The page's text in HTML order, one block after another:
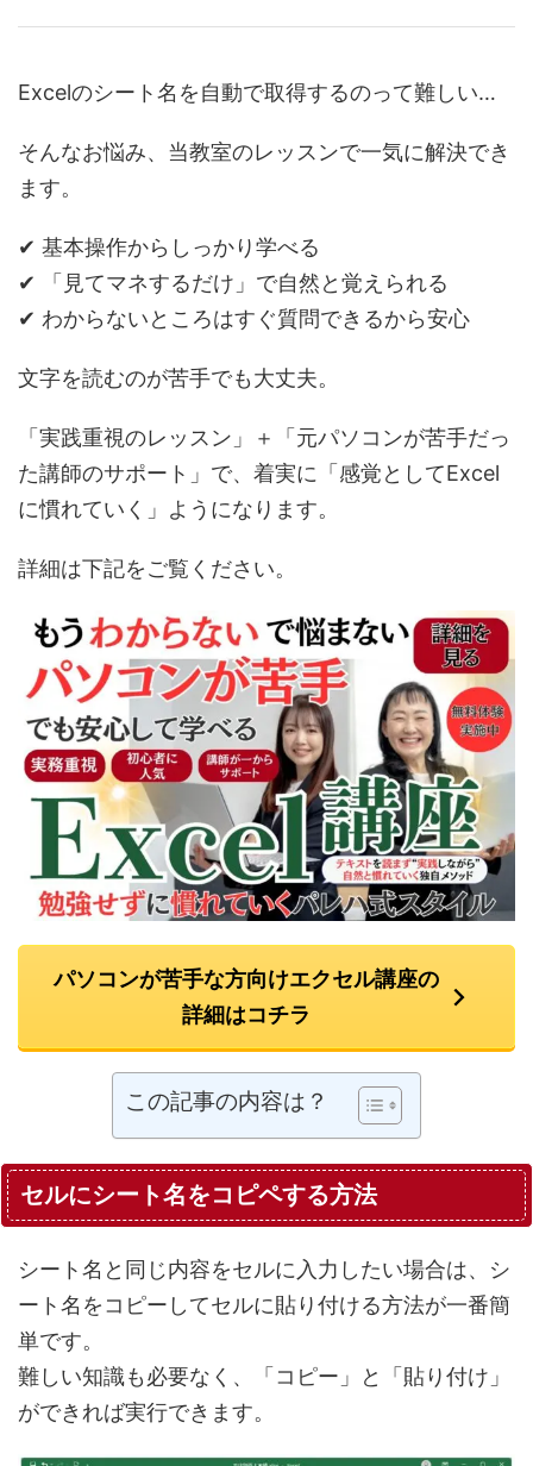
Excelのシート名を自動で取得するのって難しい…
そんなお悩み、当教室のレッスンで一気に解決でき
ます。
✔ 基本操作からしっかり学べる
✔ 「見てマネするだけ」で自然と覚えられる
✔ わからないところはすぐ質問できるから安心
文字を読むのが苦手でも大丈夫。
「実践重視のレッスン」＋「元パソコンが苦手だっ
た講師のサポート」で、着実に「感覚としてExcel
に慣れていく」ようになります。
詳細は下記をご覧ください。
パソコンが苦手な方向けエクセル講座の
詳細はコチラ
この記事の内容は？
セルにシート名をコピペする方法
シート名と同じ内容をセルに入力したい場合は、シ
ート名をコピーしてセルに貼り付ける方法が一番簡
単です。
難しい知識も必要なく、「コピー」と「貼り付け」
ができれば実行できます。